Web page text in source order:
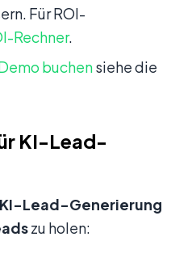
Für ROI-
Rechner.
buchensiehe die
KI-Lead-
KI-Lead-Generierung
zu holen: